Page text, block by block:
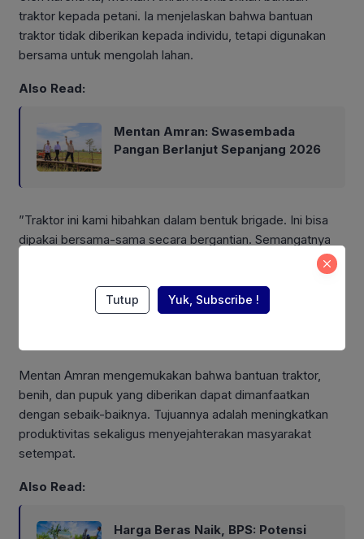
traktor kepada petani. Ia menjelaskan bahwa bantuan
traktor tidak diberikan kepada individu, tetapi digunakan
bersama untuk mengolah lahan.
Also Read:
Mentan Amran: Swasembada
Pangan Berlanjut Sepanjang 2026
”Traktor ini kami hibahkan dalam bentuk brigade. Ini bisa
dipakai bersama-sama secara bergantian. Semangatnya
adalah kita bergandengan tangan dan bergotong royong
Amran saat berdialog dan disambut dengan ‘tos’ oleh
petani yang menunjukkan semangat masyarakat Wanam
Mentan Amran mengemukakan bahwa bantuan traktor,
benih, dan pupuk yang diberikan dapat dimanfaatkan
dengan sebaik-baiknya. Tujuannya adalah meningkatkan
produktivitas sekaligus menyejahterakan masyarakat
setempat.
Also Read:
Harga Beras Naik, BPS: Potensi
Tutup Yuk, Subscribe !